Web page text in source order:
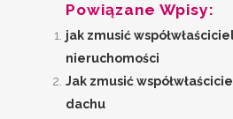
Powiązane Wpisy:
jak zmusić
nieruchomości
Jak zmusić
dachu